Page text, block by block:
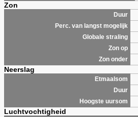
Zon
Duur
Perc. van langst mogelijk
Globale straling
Zon op
Zon onder
Neerslag
Etmaalsom
Duur
Hoogste uursom
Luchtvochtigheid